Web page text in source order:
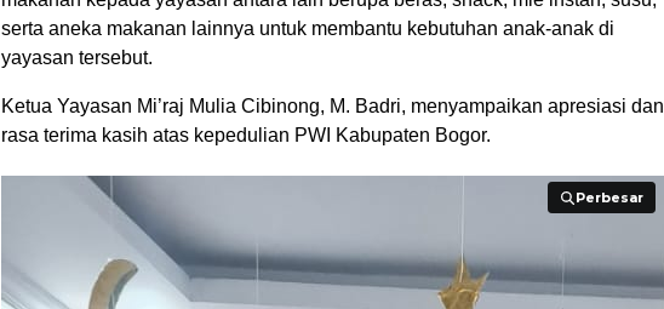
serta aneka makanan lainnya untuk membantu kebutuhan anak-anak di
yayasan tersebut.
Ketua Yayasan Mi’raj Mulia Cibinong, M. Badri, menyampaikan apresiasi dan
rasa terima kasih atas kepedulian PWI Kabupaten Bogor.
Perbesar
Perbesar